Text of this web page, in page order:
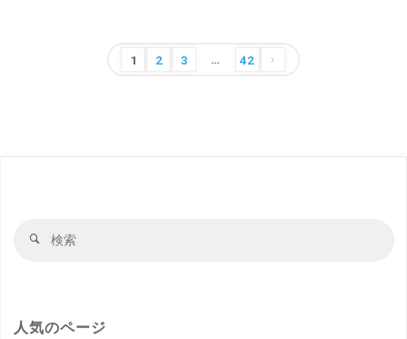
投
1 2 3 … 42
検
人気のページ